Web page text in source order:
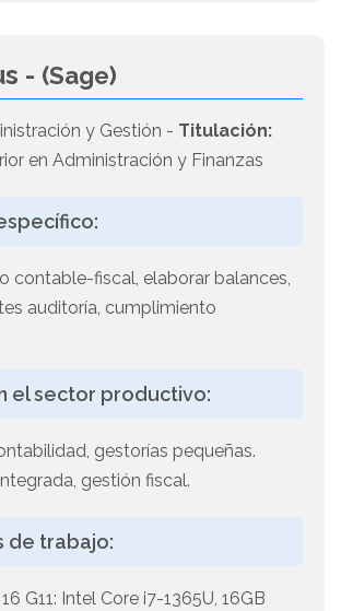
- (Sage)
y Gestión - Titulación:
en Administración y Finanzas
contable-fiscal, elaborar balances,
auditoría, cumplimiento
el sector productivo:
gestorías pequeñas.
gestión fiscal.
de trabajo:
G11: Intel Core i7-1365U, 16GB